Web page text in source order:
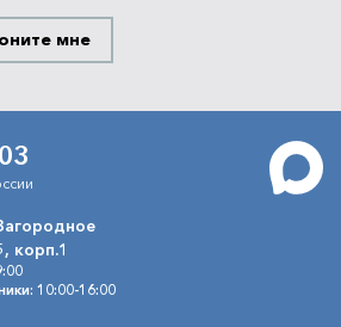
Перезвоните мне
корп.1
10:00-16:00